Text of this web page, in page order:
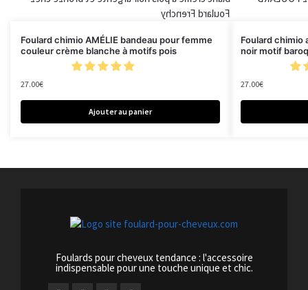
Foulard chimio AMÉLIE bandeau pour femme
couleur crème blanche à motifs pois
27.00€
Ajouter au panier
Foulard chimio
noir motif
27.00€
Foulards pour cheveux tendance : l'accessoire
indispensable pour une touche unique et chic.